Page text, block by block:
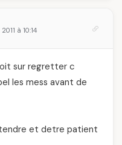
à 10:14
sur regretter c
les mess avant de
et detre patient